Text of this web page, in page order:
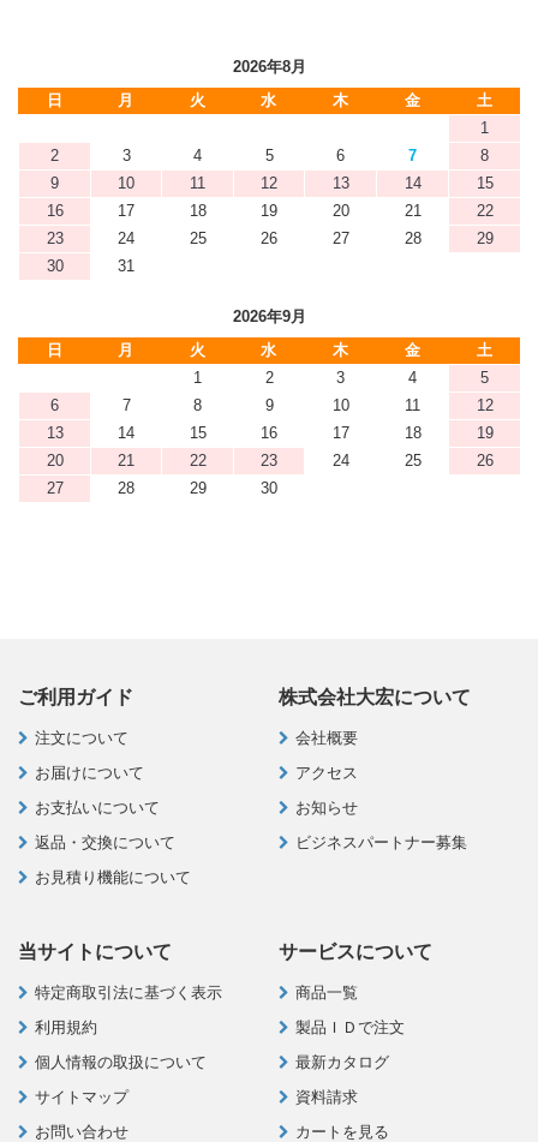
2026年8月
日
月 火 水 木 金
土
1
2
3 4 5 6 7
8
9
10 11 12 13 14
15
16
17 18 19 20 21
22
23
24 25 26 27 28
29
30
31
2026年9月
日
月 火 水 木 金
土
1
2 3 4
5
6
7 8 9 10 11
12
13
14 15 16 17 18
19
20
21 22 23 24 25
26
27
28 29 30
ご利用ガイド
注文について
お届けについて
お支払いについて
返品・交換について
お見積り機能について
株式会社大宏について
会社概要
アクセス
お知らせ
ビジネスパートナー募集
当サイトについて
特定商取引法に基づく表示
利用規約
個人情報の取扱について
サイトマップ
お問い合わせ
サービスについて
商品一覧
製品ＩＤで注文
最新カタログ
資料請求
カートを見る